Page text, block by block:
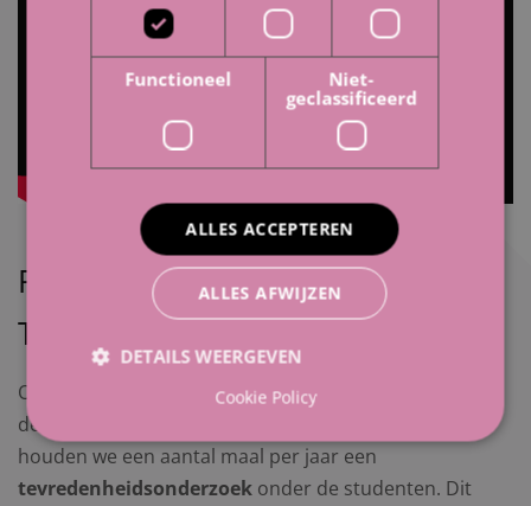
Resultaten
Tevredenheidsonderzoek.
Om te zorgen dat we hoge kwaliteit blijven leveren, en
de veranderingen in de markt op tijd signaleren,
houden we een aantal maal per jaar een
tevredenheidsonderzoek onder de studenten. Dit
Functioneel
Niet-
geclassificeerd
ALLES ACCEPTEREN
ALLES AFWIJZEN
DETAILS WEERGEVEN
Cookie Policy